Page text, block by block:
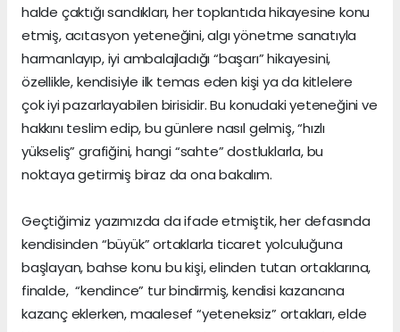
halde çaktığı sandıkları, her toplantıda hikayesine konu
etmiş, acıtasyon yeteneğini, algı yönetme sanatıyla
harmanlayıp, iyi ambalajladığı “başarı” hikayesini,
özellikle, kendisiyle ilk temas eden kişi ya da kitlelere
çok iyi pazarlayabilen birisidir. Bu konudaki yeteneğini ve
hakkını teslim edip, bu günlere nasıl gelmiş, “hızlı
yükseliş” grafiğini, hangi “sahte” dostluklarla, bu
noktaya getirmiş biraz da ona bakalım.
Geçtiğimiz yazımızda da ifade etmiştik, her defasında
kendisinden “büyük” ortaklarla ticaret yolculuğuna
başlayan, bahse konu bu kişi, elinden tutan ortaklarına,
finalde, “kendince” tur bindirmiş, kendisi kazancına
kazanç eklerken, maalesef “yeteneksiz” ortakları, elde